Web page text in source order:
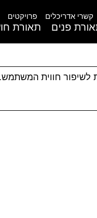
קשרי אדריכלים פרויקטים
פנים תאורת
לשיפור חווית